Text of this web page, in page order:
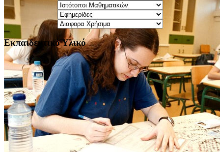
Εκπαιδευτικό Υλικό